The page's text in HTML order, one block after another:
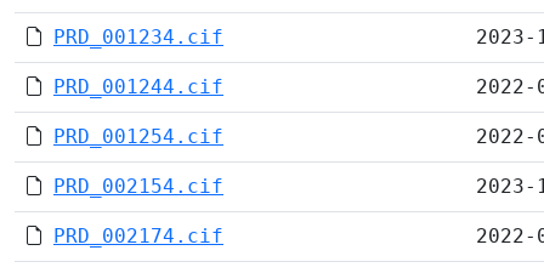
PRD_001234.cif
PRD_001244.cif
PRD_001254.cif
PRD_002154.cif
PRD_002174.cif